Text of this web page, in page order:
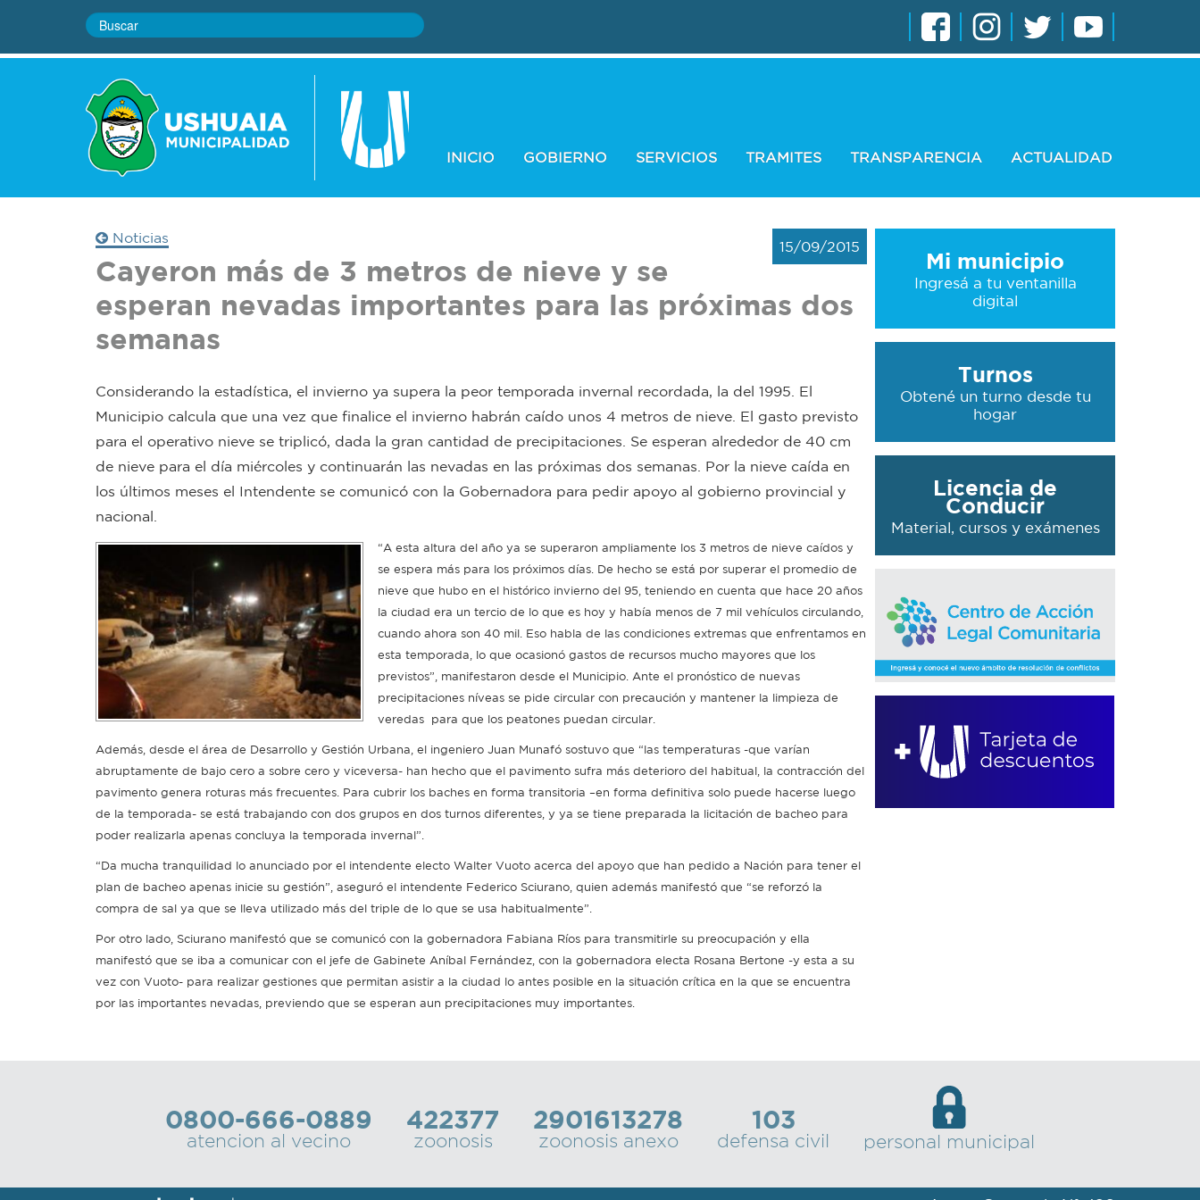
INICIO GOBIERNO SERVICIOS TRAMITES TRANSPARENCIA ACTUALIDAD
Noticias
15/09/2015
Cayeron más de 3 metros de nieve y se
esperan nevadas importantes para las próximas dos
semanas
Considerando la estadística, el invierno ya supera la peor temporada invernal recordada, la del 1995. El
Municipio calcula que una vez que finalice el invierno habrán caído unos 4 metros de nieve. El gasto previsto
para el operativo nieve se triplicó, dada la gran cantidad de precipitaciones. Se esperan alrededor de 40 cm
de nieve para el día miércoles y continuarán las nevadas en las próximas dos semanas. Por la nieve caída en
los últimos meses el Intendente se comunicó con la Gobernadora para pedir apoyo al gobierno provincial y
nacional.
“A esta altura del año ya se superaron ampliamente los 3 metros de nieve caídos y
se espera más para los próximos días. De hecho se está por superar el promedio de
nieve que hubo en el histórico invierno del 95, teniendo en cuenta que hace 20 años
la ciudad era un tercio de lo que es hoy y había menos de 7 mil vehículos circulando,
cuando ahora son 40 mil. Eso habla de las condiciones extremas que enfrentamos en
esta temporada, lo que ocasionó gastos de recursos mucho mayores que los
previstos”, manifestaron desde el Municipio. Ante el pronóstico de nuevas
precipitaciones níveas se pide circular con precaución y mantener la limpieza de
veredas para que los peatones puedan circular.
Además, desde el área de Desarrollo y Gestión Urbana, el ingeniero Juan Munafó sostuvo que “las temperaturas -que varían
abruptamente de bajo cero a sobre cero y viceversa- han hecho que el pavimento sufra más deterioro del habitual, la contracción del
pavimento genera roturas más frecuentes. Para cubrir los baches en forma transitoria –en forma definitiva solo puede hacerse luego
de la temporada- se está trabajando con dos grupos en dos turnos diferentes, y ya se tiene preparada la licitación de bacheo para
poder realizarla apenas concluya la temporada invernal”.
“Da mucha tranquilidad lo anunciado por el intendente electo Walter Vuoto acerca del apoyo que han pedido a Nación para tener el
plan de bacheo apenas inicie su gestión”, aseguró el intendente Federico Sciurano, quien además manifestó que “se reforzó la
compra de sal ya que se lleva utilizado más del triple de lo que se usa habitualmente”.
Por otro lado, Sciurano manifestó que se comunicó con la gobernadora Fabiana Ríos para transmitirle su preocupación y ella
manifestó que se iba a comunicar con el jefe de Gabinete Aníbal Fernández, con la gobernadora electa Rosana Bertone -y esta a su
vez con Vuoto- para realizar gestiones que permitan asistir a la ciudad lo antes posible en la situación crítica en la que se encuentra
por las importantes nevadas, previendo que se esperan aun precipitaciones muy importantes.
Mi municipio
Ingresá a tu ventanilla
digital
Turnos
Obtené un turno desde tu
hogar
Licencia de
Conducir
Material, cursos y exámenes
0800-666-0889
atencion al vecino
422377
zoonosis
2901613278
zoonosis anexo
103
defensa civil personal municipal